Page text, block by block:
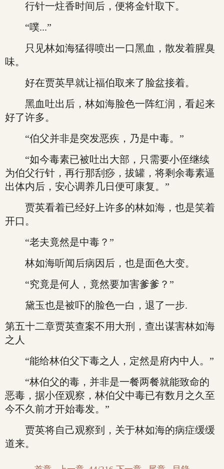
行针一炷香时间后，便将金针取下。
“噗...”
只见林如海猛得喷出一口黑血，散发着腥臭
味。
好在贾英早就让福伯取来了脸盆接着。
黑血吐出后，林如海脸色一阵红润，看起来
好了许多。
“伯父并非是突发恶疾，乃是中毒。”
“如今毒素已被吐出大部，只需要小侄继续
为伯父行针，再行那刮痧，拔罐，将剩余毒素逼
出体内后，安心调养几日便可康复。”
贾英看着已经好上许多的林如海，也是笑着
开口。
“老夫竟然是中毒？”
林如海听闻后病因后，也是面色大变。
“究竟是何人，竟然要加害爹爹？”
黛玉也是被吓的脸色一白，退了一步.
第五十二章贾英查案不用大刑，查出谋害林如海
之人
“能给林伯父下毒之人，定然是府内中人。”
“林伯父的毒，并非是一餐两餐就能致命的
恶毒，据小侄观察，林伯父中毒已有数月之久至
今不久前才开始毒发。”
贾英将自己观察到，关于林如海的病症缓缓
道来。